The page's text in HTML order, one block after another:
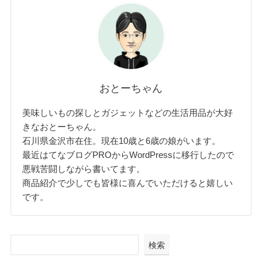
おとーちゃん
美味しいもの探しとガジェットなどの生活用品が大好
きなおとーちゃん。
石川県金沢市在住。現在10歳と6歳の娘がいます。
最近はてなブログPROからWordPressに移行したので
悪戦苦闘しながら書いてます。
商品紹介で少しでも皆様に喜んでいただけると嬉しい
です。
検索